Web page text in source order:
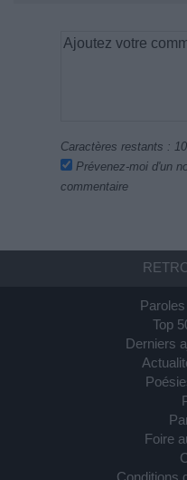
Caractères restants :
Prévenez-moi d'un
commentaire
Top
Derniers
Foire